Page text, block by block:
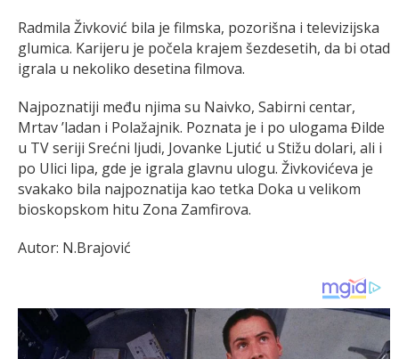
Radmila Živković bila je filmska, pozorišna i televizijska
glumica. Karijeru je počela krajem šezdesetih, da bi otad
igrala u nekoliko desetina filmova.
Najpoznatiji među njima su Naivko, Sabirni centar,
Mrtav ’ladan i Polažajnik. Poznata je i po ulogama Đilde
u TV seriji Srećni ljudi, Jovanke Ljutić u Stižu dolari, ali i
po Ulici lipa, gde je igrala glavnu ulogu. Živkovićeva je
svakako bila najpoznatija kao tetka Doka u velikom
bioskopskom hitu Zona Zamfirova.
Autor: N.Brajović